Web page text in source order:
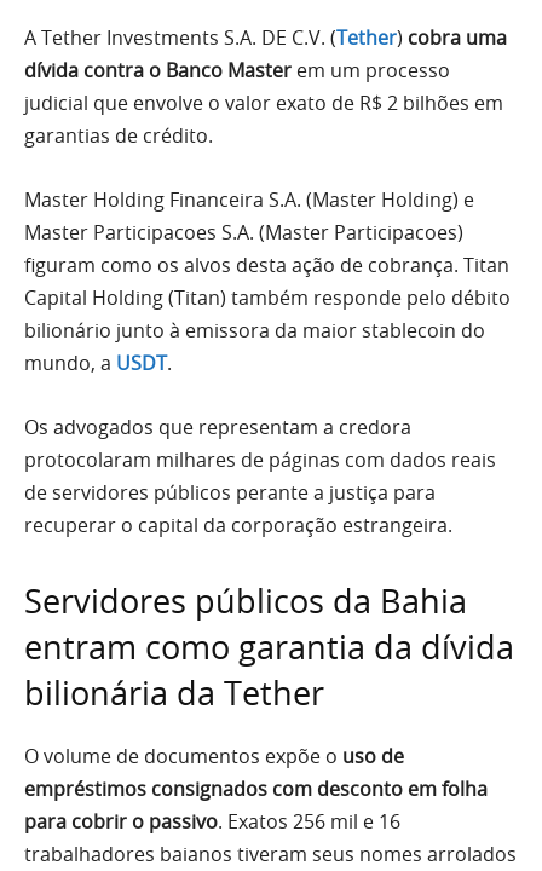
A Tether Investments S.A. DE C.V. (Tether) cobra uma
dívida contra o Banco Master em um processo
judicial que envolve o valor exato de R$ 2 bilhões em
garantias de crédito.
Master Holding Financeira S.A. (Master Holding) e
Master Participacoes S.A. (Master Participacoes)
figuram como os alvos desta ação de cobrança. Titan
Capital Holding (Titan) também responde pelo débito
bilionário junto à emissora da maior stablecoin do
mundo, a USDT.
Os advogados que representam a credora
protocolaram milhares de páginas com dados reais
de servidores públicos perante a justiça para
recuperar o capital da corporação estrangeira.
Servidores públicos da Bahia
entram como garantia da dívida
bilionária da Tether
O volume de documentos expõe o uso de
empréstimos consignados com desconto em folha
para cobrir o passivo. Exatos 256 mil e 16
trabalhadores baianos tiveram seus nomes arrolados